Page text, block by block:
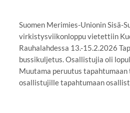
Suomen Merimies-Unionin Sisä-
virkistysviikonloppu vietettiin
Rauhalahdessa 13.-15.2.2026
bussikuljetus. Osallistujia oli
Muutama peruutus
osallistujille tapahtumaan